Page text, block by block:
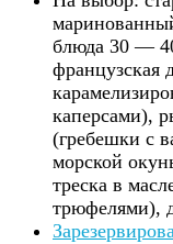
блюда 30 —
французская
каперсами),
(гребешки с
морской
треска в
трюфелями),